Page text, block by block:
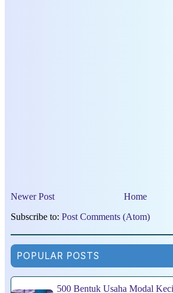
Newer Post
Home
Subscribe to: Post Comments (Atom)
POPULAR POSTS
500 Bentuk Usaha Modal